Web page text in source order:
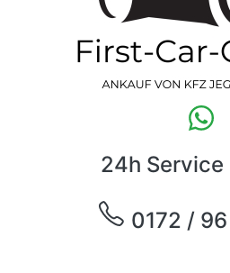
24h Service
0172 /